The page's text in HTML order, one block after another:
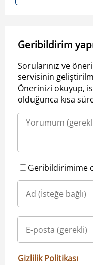
Geribildirim
Sorularınız ve
servisinin
Önerinizi okuyup,
olduğunca kısa
Geribildirimime
Gizlilik Politikası